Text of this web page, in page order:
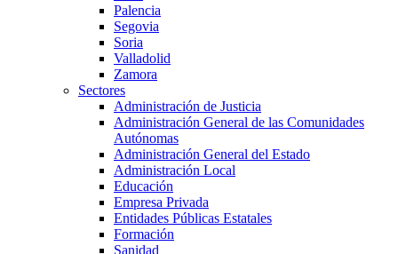
Palencia
Segovia
Soria
Valladolid
Zamora
Sectores
Administración de Justicia
Administración General de las Comunidades
Autónomas
Administración General del Estado
Administración Local
Educación
Empresa Privada
Entidades Públicas Estatales
Formación
Sanidad